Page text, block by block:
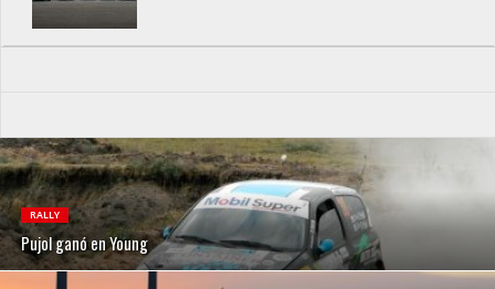
RALLY
Pujol ganó en Young